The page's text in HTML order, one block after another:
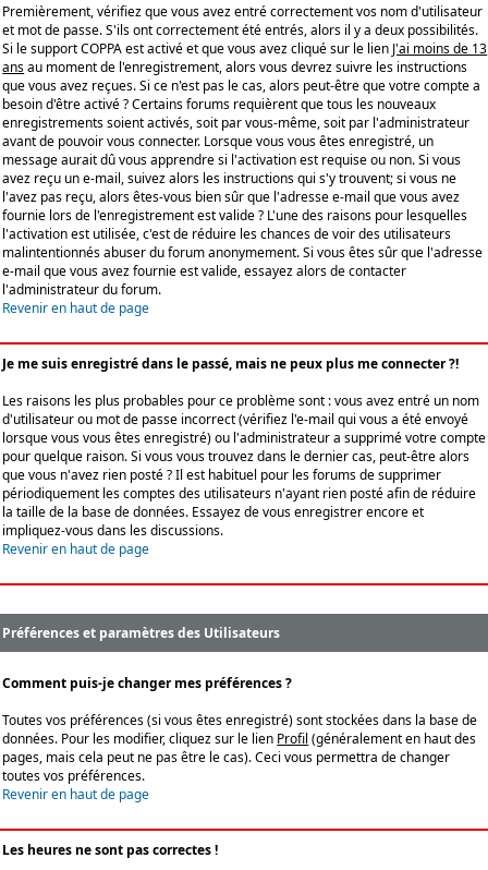
Premièrement, vérifiez que vous avez entré correctement vos nom d'utilisateur
et mot de passe. S'ils ont correctement été entrés, alors il y a deux possibilités.
Si le support COPPA est activé et que vous avez cliqué sur le lien J'ai moins de 13
ansau moment de l'enregistrement, alors vous devrez suivre les instructions
que vous avez reçues. Si ce n'est pas le cas, alors peut-être que votre compte a
besoin d'être activé ? Certains forums requièrent que tous les nouveaux
enregistrements soient activés, soit par vous-même, soit par l'administrateur
avant de pouvoir vous connecter. Lorsque vous vous êtes enregistré, un
message aurait dû vous apprendre si l'activation est requise ou non. Si vous
avez reçu un e-mail, suivez alors les instructions qui s'y trouvent; si vous ne
l'avez pas reçu, alors êtes-vous bien sûr que l'adresse e-mail que vous avez
fournie lors de l'enregistrement est valide ? L'une des raisons pour lesquelles
l'activation est utilisée, c'est de réduire les chances de voir des utilisateurs
malintentionnés abuser du forum anonymement. Si vous êtes sûr que l'adresse
e-mail que vous avez fournie est valide, essayez alors de contacter
l'administrateur du forum.
Revenir en haut de page
Je me suis enregistré dans le passé, mais ne peux plus me connecter ?!
Les raisons les plus probables pour ce problème sont : vous avez entré un nom
d'utilisateur ou mot de passe incorrect (vérifiez l'e-mail qui vous a été envoyé
lorsque vous vous êtes enregistré) ou l'administrateur a supprimé votre compte
pour quelque raison. Si vous vous trouvez dans le dernier cas, peut-être alors
que vous n'avez rien posté ? Il est habituel pour les forums de supprimer
périodiquement les comptes des utilisateurs n'ayant rien posté afin de réduire
la taille de la base de données. Essayez de vous enregistrer encore et
impliquez-vous dans les discussions.
Revenir en haut de page
Préférences et paramètres des Utilisateurs
Comment puis-je changer mes préférences ?
Toutes vos préférences (si vous êtes enregistré) sont stockées dans la base de
données. Pour les modifier, cliquez sur le lien Profil (généralement en haut des
pages, mais cela peut ne pas être le cas). Ceci vous permettra de changer
toutes vos préférences.
Revenir en haut de page
Les heures ne sont pas correctes !